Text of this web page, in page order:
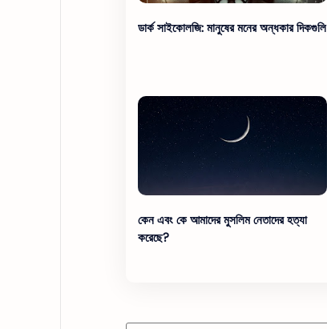
ডার্ক সাইকোলজি: মানুষের মনের অন্ধকার দিকগুলি
কেন এবং কে আমাদের মুসলিম নেতাদের হত্যা
করেছে?